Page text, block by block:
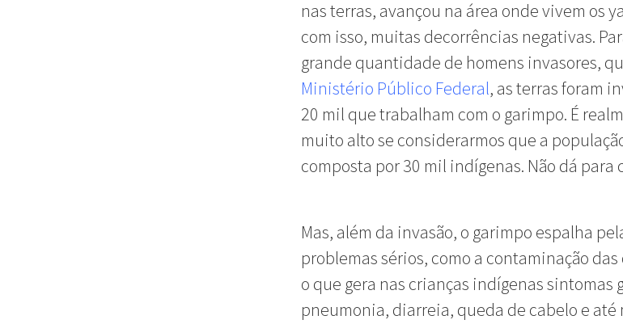
nas terras, avançou na área onde vivem os
com isso, muitas decorrências negativas.
grande quantidade de homens invasores,
Ministério Público Federal, as terras foram
20 mil que trabalham com o garimpo. É
muito alto se considerarmos que a
composta por 30 mil indígenas. Não dá para
Mas, além da invasão, o garimpo espalha
problemas sérios, como a contaminação
o que gera nas crianças indígenas sintomas
pneumonia, diarreia, queda de cabelo e até